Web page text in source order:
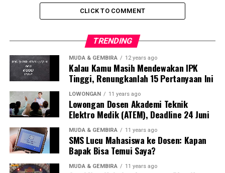
CLICK TO COMMENT
TRENDING
MUDA & GEMBIRA 12 years ago
Kalau Kamu Masih Mendewakan IPK
Tinggi, Renungkanlah 15 Pertanyaan Ini
LOWONGAN 11 years ago
Lowongan Dosen Akademi Teknik
Elektro Medik (ATEM), Deadline 24 Juni
MUDA & GEMBIRA 11 years ago
SMS Lucu Mahasiswa ke Dosen: Kapan
Bapak Bisa Temui Saya?
MUDA & GEMBIRA 11 years ago